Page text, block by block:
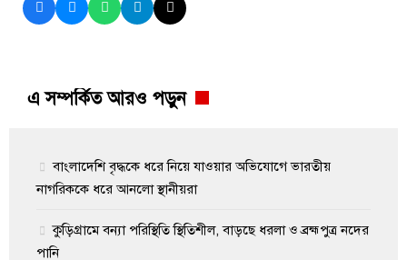
এ সম্পর্কিত আরও পড়ুন
বাংলাদেশি বৃদ্ধকে ধরে নিয়ে যাওয়ার অভিযোগে ভারতীয়
নাগরিককে ধরে আনলো স্থানীয়রা
কুড়িগ্রামে বন্যা পরিস্থিতি স্থিতিশীল, বাড়ছে ধরলা ও ব্রহ্মপুত্র নদের
পানি